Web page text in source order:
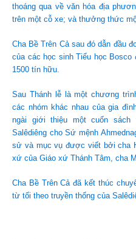
thoáng qua về văn hóa địa
trên một cỗ xe; và thưởng thức
Cha Bề Trên Cả sau đó dẫn đầu
của các học sinh Tiểu học
1500 tín hữu.
Sau Thánh lễ là một chương
các nhóm khác nhau của gia
ngài giới thiệu một cuốn
Salêdiêng cho Sứ mệnh
sử và mục vụ được viết bởi cha
xứ của Giáo xứ Thánh Tâm, cha
Cha Bề Trên Cả đã kết thúc
từ tối theo truyền thống của